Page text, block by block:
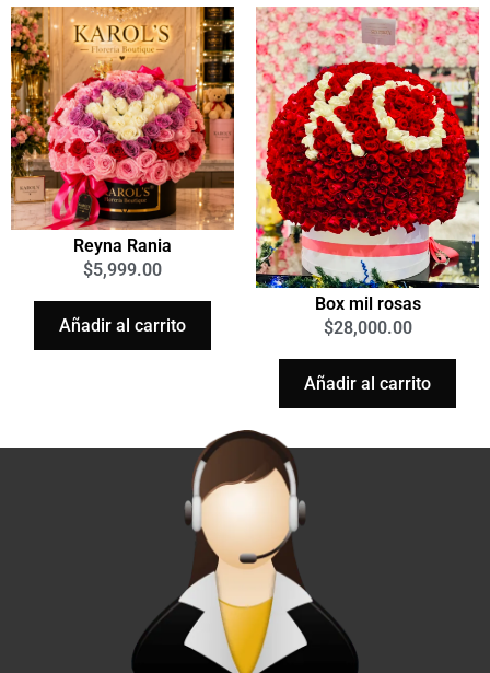
Reyna Rania
$5,999.00
Añadir al carrito
Box mil rosas
$28,000.00
Añadir al carrito